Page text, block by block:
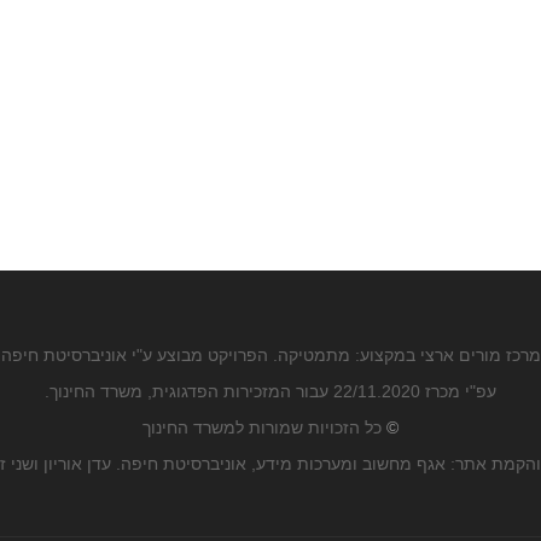
מרכז מורים ארצי במקצוע: מתמטיקה. הפרויקט מבוצע ע"י אוניברסיטת חיפה
עפ"י מכרז 22/11.2020 עבור המזכירות הפדגוגית, משרד החינוך.
© כל הזכויות שמורות למשרד החינוך
והקמת אתר: אגף מחשוב ומערכות מידע, אוניברסיטת חיפה. עדן אוריון ושני